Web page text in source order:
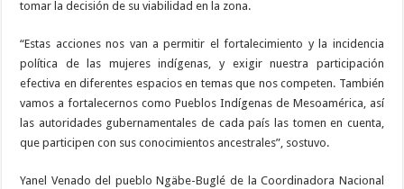
tomar la decisión de su viabilidad en la zona.
“Estas acciones nos van a permitir el fortalecimiento y la incidencia
política de las mujeres indígenas, y exigir nuestra participación
efectiva en diferentes espacios en temas que nos competen. También
vamos a fortalecernos como Pueblos Indígenas de Mesoamérica, así
las autoridades gubernamentales de cada país las tomen en cuenta,
que participen con sus conocimientos ancestrales”, sostuvo.
Yanel Venado del pueblo Ngäbe-Buglé de la Coordinadora Nacional